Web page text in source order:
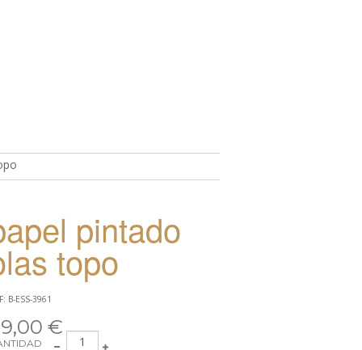
pintado
topo
B-ESS-3961
€